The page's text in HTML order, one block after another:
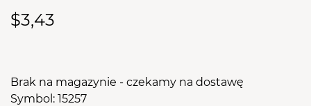
$3,43
Brak na magazynie - czekamy na dostawę
Symbol: 15257